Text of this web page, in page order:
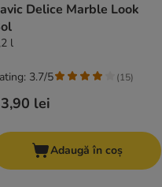
Delice Marble Look
l
lei
3.7/5 (15)
Adaugă în coș